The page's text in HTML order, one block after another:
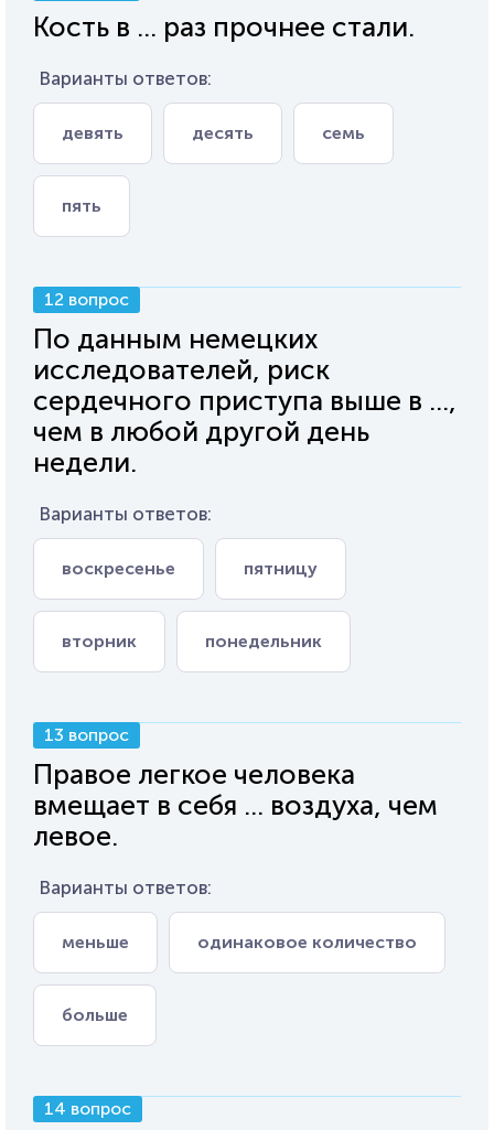
Кость в ... раз прочнее стали.
Варианты ответов:
девять десять семь
пять
12 вопрос
По данным немецких
исследователей, риск
сердечного приступа выше в ...,
чем в любой другой день
недели.
Варианты ответов:
воскресенье пятницу
вторник понедельник
13 вопрос
Правое легкое человека
вмещает в себя ... воздуха, чем
левое.
Варианты ответов:
меньше одинаковое количество
больше
14 вопрос